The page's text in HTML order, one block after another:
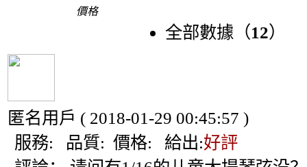
價格
全部數據（12）
匿名用戶 ( 2018-01-29 00:45:57 )
服務: 品質: 價格: 給出:好評